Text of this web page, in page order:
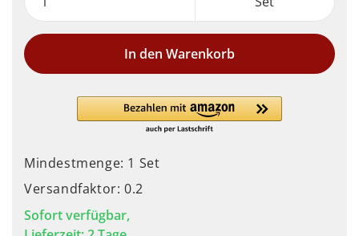
In den Warenkorb
Mindestmenge: 1 Set
Versandfaktor: 0.2
Sofort verfügbar,